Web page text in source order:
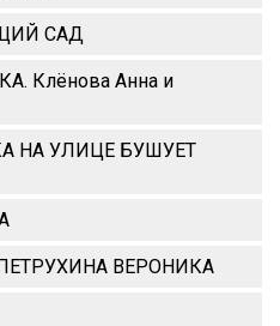
САД
Клёнова Анна и
НА УЛИЦЕ БУШУЕТ
ВЕРОНИКА